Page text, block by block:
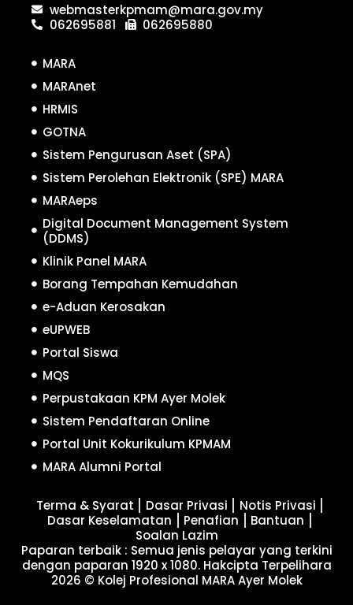
webmasterkpmam@mara.gov.my
062695881
062695880
MARA
MARAnet
HRMIS
GOTNA
Sistem Pengurusan Aset (SPA)
Sistem Perolehan Elektronik (SPE) MARA
MARAeps
Digital Document Management System
(DDMS)
Klinik Panel MARA
Borang Tempahan Kemudahan
e-Aduan Kerosakan
eUPWEB
Portal Siswa
MQS
Perpustakaan KPM Ayer Molek
Sistem Pendaftaran Online
Portal Unit Kokurikulum KPMAM
MARA Alumni Portal
Terma & Syarat Dasar Privasi
Notis Privasi
Dasar Keselamatan
Penafian
Bantuan
Soalan Lazim
Paparan terbaik : Semua jenis pelayar yang terkini
dengan paparan 1920 x 1080. Hakcipta Terpelihara
2026 © Kolej Profesional MARA Ayer Molek